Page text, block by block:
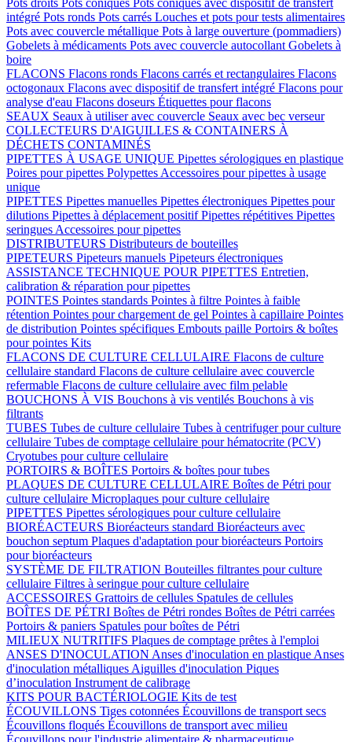
Pots droits Pots coniques Pots coniques avec dispositif de transfert
intégré Pots ronds Pots carrés Louches et pots pour tests alimentaires
Pots avec couvercle métallique Pots à large ouverture (pommadiers)
Gobelets à médicaments Pots avec couvercle autocollant Gobelets à
boire
FLACONS Flacons ronds Flacons carrés et rectangulaires Flacons
octogonaux Flacons avec dispositif de transfert intégré Flacons pour
analyse d'eau Flacons doseurs Étiquettes pour flacons
SEAUX Seaux à utiliser avec couvercle Seaux avec bec verseur
COLLECTEURS D'AIGUILLES & CONTAINERS À
DÉCHETS CONTAMINÉS
PIPETTES À USAGE UNIQUE Pipettes sérologiques en plastique
Poires pour pipettes Polypettes Accessoires pour pipettes à usage
unique
PIPETTES Pipettes manuelles Pipettes électroniques Pipettes pour
dilutions Pipettes à déplacement positifPipettes répétitives Pipettes
seringues Accessoires pour pipettes
DISTRIBUTEURS Distributeurs de bouteilles
PIPETEURS Pipeteurs manuels Pipeteurs électroniques
ASSISTANCE TECHNIQUE POUR PIPETTES Entretien,
calibration & réparation pour pipettes
POINTES Pointes standards Pointes à filtre Pointes à faible
rétention Pointes pour chargement de gel Pointes à capillaire Pointes
de distribution Pointes spécifiques Embouts paille Portoirs & boîtes
pour pointes Kits
FLACONS DE CULTURE CELLULAIRE Flacons de culture
cellulaire standard Flacons de culture cellulaire avec couvercle
refermable Flacons de culture cellulaire avec film pelable
BOUCHONS À VIS Bouchons à vis ventilés Bouchons à vis
filtrants
TUBES Tubes de culture cellulaire Tubes à centrifuger pour culture
cellulaire Tubes de comptage cellulaire pour hématocrite (PCV)
Cryotubes pour culture cellulaire
PORTOIRS & BOÎTES Portoirs & boîtes pour tubes
PLAQUES DE CULTURE CELLULAIRE Boîtes de Pétri pour
culture cellulaire Microplaques pour culture cellulaire
PIPETTES Pipettes sérologiques pour culture cellulaire
BIORÉACTEURS Bioréacteurs standard Bioréacteurs avec
bouchon septum Plaques d'adaptation pour bioréacteurs Portoirs
pour bioréacteurs
SYSTÈME DE FILTRATION Bouteilles filtrantes pour culture
cellulaire Filtres à seringue pour culture cellulaire
ACCESSOIRES Grattoirs de cellules Spatules de cellules
BOÎTES DE PÉTRI Boîtes de Pétri rondes Boîtes de Pétri carrées
Portoirs & paniers Spatules pour boîtes de Pétri
MILIEUX NUTRITIFS Plaques de comptage prêtes à l'emploi
ANSES D'INOCULATION Anses d'inoculation en plastique Anses
d'inoculation métalliques Aiguilles d'inoculation Piques
d’inoculation Instrument de calibrage
KITS POUR BACTÉRIOLOGIE Kits de test
ÉCOUVILLONS Tiges cotonnées Écouvillons de transport secs
Écouvillons floqués Écouvillons de transport avec milieu